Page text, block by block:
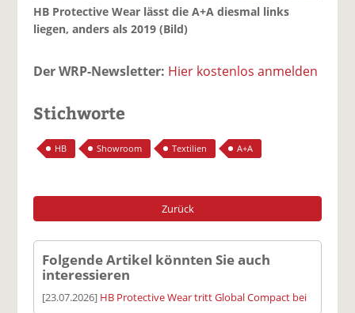
HB Protective Wear lässt die A+A diesmal links
liegen, anders als 2019 (Bild)
Der WRP-Newsletter: Hier kostenlos anmelden
Stichworte
HB Showroom Textilien A+A
Zurück
Folgende Artikel könnten Sie auch
interessieren
[23.07.2026] HB Protective Wear tritt Global Compact bei